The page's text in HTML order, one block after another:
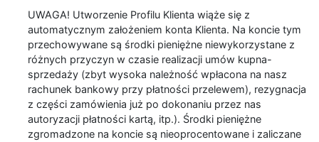
UWAGA! Utworzenie Profilu Klienta wiąże się z
automatycznym założeniem konta Klienta. Na koncie tym
przechowywane są środki pieniężne niewykorzystane z
różnych przyczyn w czasie realizacji umów kupna-
sprzedaży (zbyt wysoka należność wpłacona na nasz
rachunek bankowy przy płatności przelewem), rezygnacja
z części zamówienia już po dokonaniu przez nas
autoryzacji płatności kartą, itp.). Środki pieniężne
zgromadzone na koncie są nieoprocentowane i zaliczane